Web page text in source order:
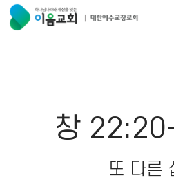
창
또 다른